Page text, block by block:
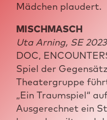
Mädchen plaudert.
MISCHMASCH
Uta Arning, SE
DOC,
Spiel der
Theatergruppe
„Ein Traumspiel“
Ausgerechnet ein